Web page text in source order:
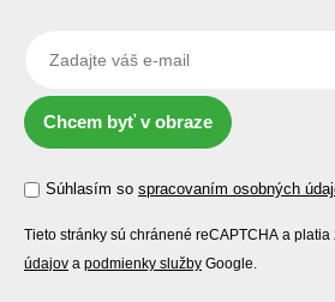
Chcem byť v obraze
Súhlasím so spracovaním osobných
Tieto stránky sú chránené reCAPTCHA a platia
údajov a podmienky služby Google.